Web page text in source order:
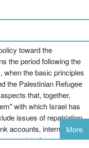
toward the
the period following the
when the basic principles
the Palestinian Refugee
that, together,
with which Israel has
issues of repatriation,
accounts, internal
on extensive archival
More